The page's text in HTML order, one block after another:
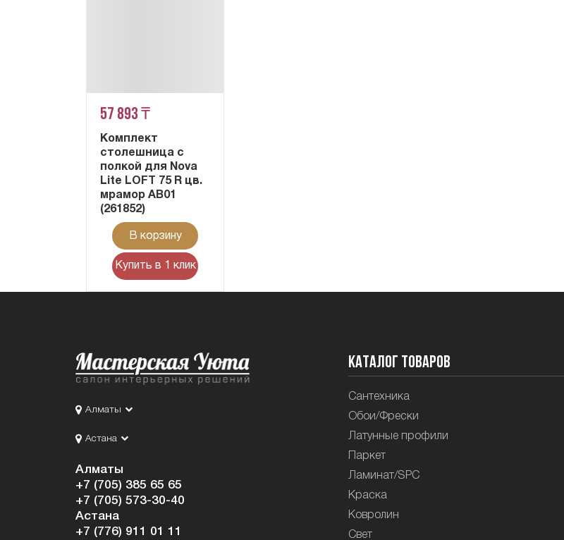
57 893 ₸
Комплект
столешница с
полкой для Nova
Lite LOFT 75 R цв.
мрамор АВ01
(261852)
В корзину
Купить в 1 клик
Алматы
Астана
Алматы
+7 (705) 385 65 65
+7 (705) 573-30-40
Астана
+7 (776) 911 01 11
Каталог товаров
Сантехника
Обои/Фрески
Латунные профили
Паркет
Ламинат/SPC
Краска
Ковролин
Свет